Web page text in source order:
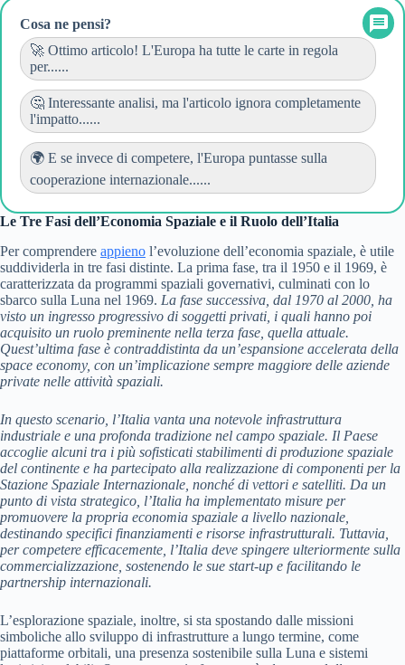
Cosa ne pensi?
🚀 Ottimo articolo! L'Europa ha tutte le carte in regola
per......
🤔 Interessante analisi, ma l'articolo ignora completamente
l'impatto......
🌍 E se invece di competere, l'Europa puntasse sulla
cooperazione internazionale......
Le Tre Fasi dell’Economia Spaziale e il Ruolo dell’Italia
Per comprendere appieno l’evoluzione dell’economia spaziale, è utile
suddividerla in tre fasi distinte. La prima fase, tra il 1950 e il 1969, è
caratterizzata da programmi spaziali governativi, culminati con lo
sbarco sulla Luna nel 1969. La fase successiva, dal 1970 al 2000, ha
visto un ingresso progressivo di soggetti privati, i quali hanno poi
acquisito un ruolo preminente nella terza fase, quella attuale.
Quest’ultima fase è contraddistinta da un’espansione accelerata della
space economy, con un’implicazione sempre maggiore delle aziende
private nelle attività spaziali.
In questo scenario, l’Italia vanta una notevole infrastruttura
industriale e una profonda tradizione nel campo spaziale. Il Paese
accoglie alcuni tra i più sofisticati stabilimenti di produzione spaziale
del continente e ha partecipato alla realizzazione di componenti per la
Stazione Spaziale Internazionale, nonché di vettori e satelliti. Da un
punto di vista strategico, l’Italia ha implementato misure per
promuovere la propria economia spaziale a livello nazionale,
destinando specifici finanziamenti e risorse infrastrutturali. Tuttavia,
per competere efficacemente, l’Italia deve spingere ulteriormente sulla
commercializzazione, sostenendo le sue start-up e facilitando le
partnership internazionali.
L’esplorazione spaziale, inoltre, si sta spostando dalle missioni
simboliche allo sviluppo di infrastrutture a lungo termine, come
piattaforme orbitali, una presenza sostenibile sulla Luna e sistemi